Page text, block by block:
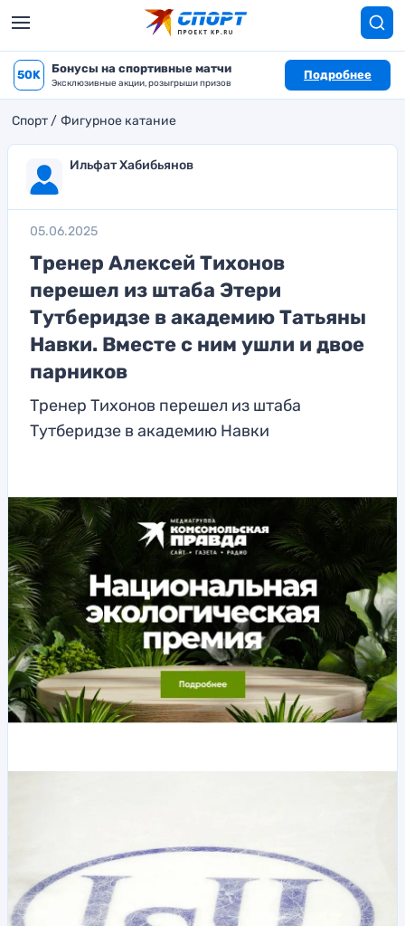
50K Бонусы на спортивные матчи
Эксклюзивные акции, розыгрыши призов
Подробнее
Спорт Фигурное катание
Ильфат Хабибьянов
05.06.2025
Тренер Алексей Тихонов
перешел из штаба Этери
Тутберидзе в академию Татьяны
Навки. Вместе с ним ушли и двое
парников
Тренер Тихонов перешел из штаба
Тутберидзе в академию Навки